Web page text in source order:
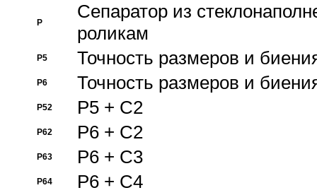
P
Cепаратор из
роликам
P5 Точность размеров и
P6 Точность размеров и
P52 P5 + C2
P62 P6 + C2
P63 P6 + C3
P64 P6 + C4